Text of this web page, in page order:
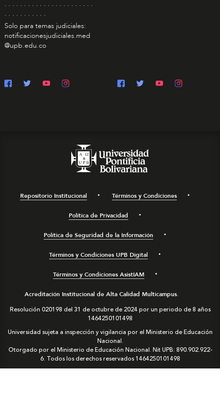
. . . . . . . . . . . . . . . . . . . . . . .
. . . . . . . . . . .
Solo para temas judiciales:
notificacionesjudiciales.med
@upb.edu.co
Repositorio Institucional Términos y Condiciones
Política de Privacidad
Política de Seguridad de la Información
Términos y Condiciones UPB Digital
Términos y Condiciones AsistIAM
Acreditación Institucional de Alta Calidad Multicampus.
Resolución 020198 del 31 de octubre de 2024 por un periodo de 8 años
1464250101498
Universidad sujeta a inspección y vigilancia por el Ministerio de Educación
Nacional.
Otorgado por el Ministerio de Educación Nacional. Nit UPB: 890.902.922-
6. Todos los derechos reservados1464250101498